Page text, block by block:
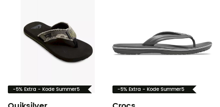
-5% Extra - Kode Summer5 -5% Extra - Kode Summer5